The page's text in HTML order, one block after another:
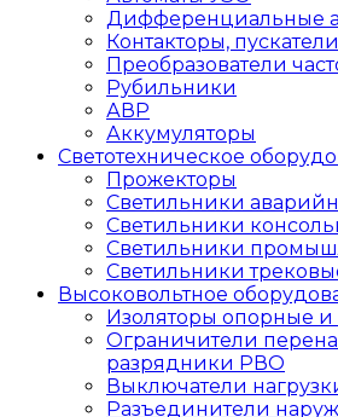
Дифференциальные
Контакторы, пускатели
Преобразователи
Рубильники
АВР
Аккумуляторы
Светотехническое
Прожекторы
Светильники
Светильники
Светильники
Светильники
Высоковольтное
Изоляторы опорные
Ограничители
разрядники РВО
Выключатели
Разъединители